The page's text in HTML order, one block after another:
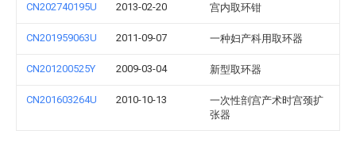
CN202740195U 2013-02-20 宫内取环钳
CN201959063U 2011-09-07 一种妇产科用取环器
CN201200525Y 2009-03-04 新型取环器
CN201603264U 2010-10-13
一次性剖宫产术时宫颈扩
张器